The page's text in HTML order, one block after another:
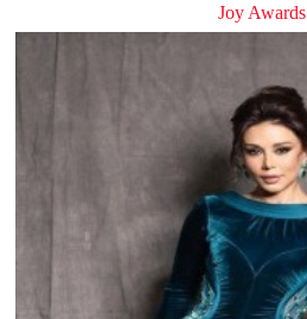
Joy Awards